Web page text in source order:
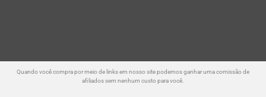
Quando você compra por meio de links em nosso site podemos ganhar uma comissão de
afiliados sem nenhum custo para você.